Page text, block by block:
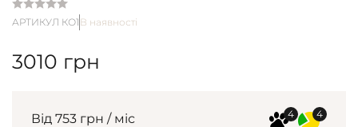
АРТИКУЛ КО1 В наявності
3010 грн
Від 753 грн / міс